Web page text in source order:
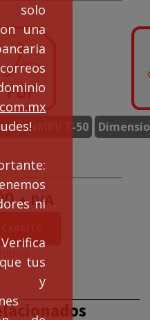
solo
una
ni
tus
y
NMRV T-50
+ IVA